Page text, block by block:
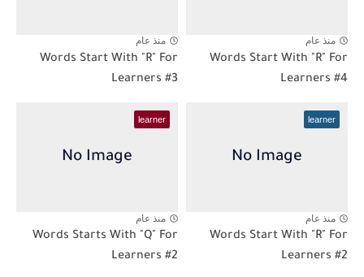
منذ عام
Words Start With "R" For
Learners #4
منذ عام
Words Start With "R" For
Learners #3
learner
منذ عام
Words Start With "R" For
Learners #2
learner
منذ عام
Words Starts With "Q" For
Learners #2